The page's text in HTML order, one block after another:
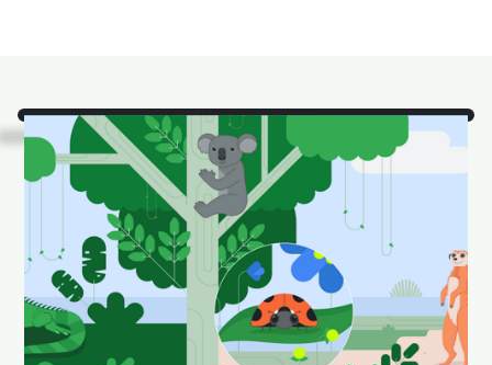
Sehen Sie!Es sind einige
unserer Lieblingstiere aus
Android Studio in ihrem
natürlichen Lebensraum.